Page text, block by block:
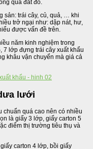
quá đắt đỏ.
sản: trái cây, củ, quả, … khi
trở ngại như: dập nát, hư,
được vấn đề trên.
năm kinh nghiệm trong
7 lớp đựng trái cây xuất khẩu
khâu vận chuyển mà giá cả
lưới
chuẩn quá cao nên có nhiều
là giấy 3 lớp, giấy carton 5
điểm thị trường tiêu thụ và
carton 4 lớp, bồi giấy